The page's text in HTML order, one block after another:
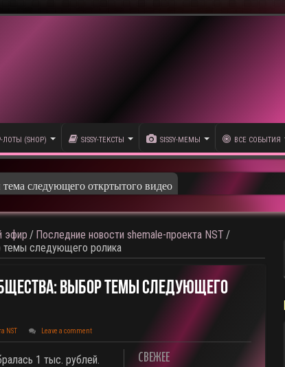
ЛОТЫ (SHOP) SISSY-ТЕКСТЫ SISSY-МЕМЫ ВСЕ СОБЫТИЯ
следующего откртытого видео
эфир / Последние новости shemale-проекта NST /
темы следующего ролика
Выбор Темы Следующего
NST Leave a comment
СВЕЖЕЕ
1 тыс. рублей.